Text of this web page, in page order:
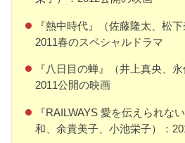
『熱中時代』（佐藤隆太、松
2011春のスペシャルドラマ
『八日目の蝉』（井上真央、
2011公開の映画
『RAILWAYS 愛を伝えられな
和、余貴美子、小池栄子）：